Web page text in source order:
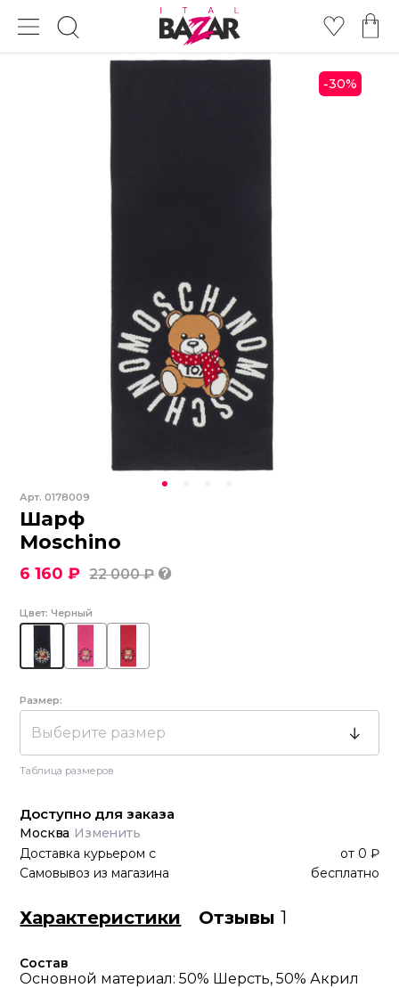
-30%
Арт.0178009
Шарф
Moschino
6 160 ₽ 22 000 ₽
Цвет: Черный
Размер:
Выберите размер
Таблица размеров
Доступно для заказа
Москва Изменить
Доставка курьером с от 0 ₽
Самовывоз из магазина
бесплатно
Характеристики Отзывы1
Состав
Основной материал: 50% Шерсть, 50% Акрил